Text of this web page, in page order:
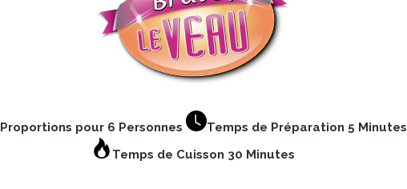
Proportions pour 6 Personnes
Temps de Préparation 5 Minutes
Temps de Cuisson 30 Minutes